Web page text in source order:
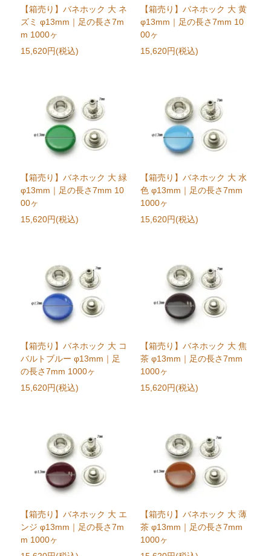
【箱売り】バネホック 大 ネ
ズミ φ13mm｜足の長さ7m
m 1000ヶ
15,620円(税込)
【箱売り】バネホック 大 黄
φ13mm｜足の長さ7mm 10
00ヶ
15,620円(税込)
【箱売り】バネホック 大 緑
φ13mm｜足の長さ7mm 10
00ヶ
15,620円(税込)
【箱売り】バネホック 大 水
色 φ13mm｜足の長さ7mm
1000ヶ
15,620円(税込)
【箱売り】バネホック 大 コ
バルトブルー φ13mm｜足
の長さ7mm 1000ヶ
15,620円(税込)
【箱売り】バネホック 大 焦
茶 φ13mm｜足の長さ7mm
1000ヶ
15,620円(税込)
【箱売り】バネホック 大 エ
ンジ φ13mm｜足の長さ7m
m 1000ヶ
【箱売り】バネホック 大 薄
茶 φ13mm｜足の長さ7mm
1000ヶ